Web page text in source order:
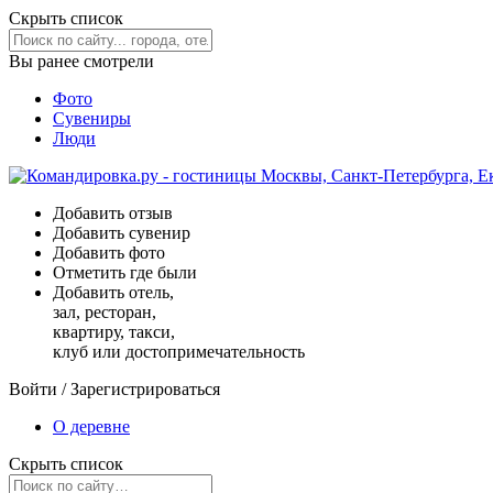
Скрыть список
Вы ранее смотрели
Фото
Сувениры
Люди
Добавить отзыв
Добавить сувенир
Добавить фото
Отметить где были
Добавить отель,
зал, ресторан,
квартиру, такси,
клуб или достопримечательность
Войти /Зарегистрироваться
О деревне
Скрыть список